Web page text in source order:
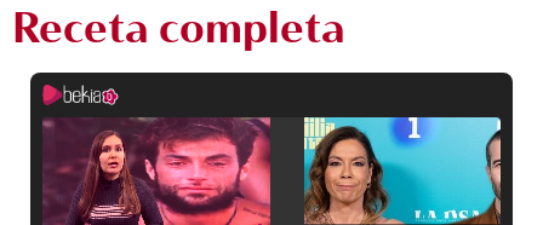
Receta completa